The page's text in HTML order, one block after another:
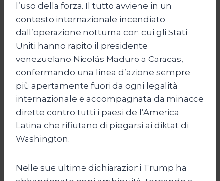
l’uso della forza. Il tutto avviene in un
contesto internazionale incendiato
dall’operazione notturna con cui gli Stati
Uniti hanno rapito il presidente
venezuelano Nicolás Maduro a Caracas,
confermando una linea d’azione sempre
più apertamente fuori da ogni legalità
internazionale e accompagnata da minacce
dirette contro tutti i paesi dell’America
Latina che rifiutano di piegarsi ai diktat di
Washington.
Nelle sue ultime dichiarazioni Trump ha